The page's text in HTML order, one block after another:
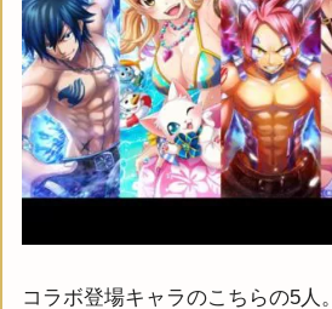
コラボ登場キャラのこちらの5人。